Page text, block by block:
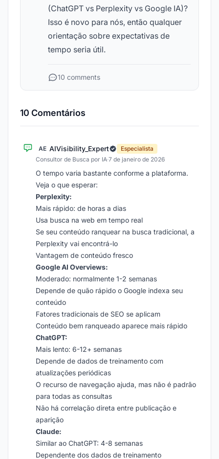
(ChatGPT vs Perplexity vs Google IA)?
Isso é novo para nós, então qualquer
orientação sobre expectativas de
tempo seria útil.
10 comments
10 Comentários
AE AIVisibility_Expert
Especialista
Consultor de Busca por IA·7 de janeiro de 2026
O tempo varia bastante conforme a plataforma.
Veja o que esperar:
Perplexity:
Mais rápido: de horas a dias
Usa busca na web em tempo real
Se seu conteúdo ranquear na busca tradicional, a
Perplexity vai encontrá-lo
Vantagem de conteúdo fresco
Google AI Overviews:
Moderado: normalmente 1-2 semanas
Depende de quão rápido o Google indexa seu
conteúdo
Fatores tradicionais de SEO se aplicam
Conteúdo bem ranqueado aparece mais rápido
ChatGPT:
Mais lento: 6-12+ semanas
Depende de dados de treinamento com
atualizações periódicas
O recurso de navegação ajuda, mas não é padrão
para todas as consultas
Não há correlação direta entre publicação e
aparição
Claude:
Similar ao ChatGPT: 4-8 semanas
Dependente dos dados de treinamento